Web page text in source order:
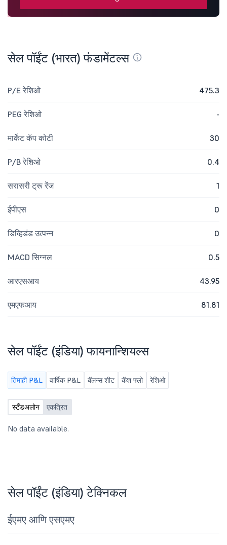
सेल पॉईंट (भारत) फंडामेंटल्स
P/E रेशिओ 475.3
PEG रेशिओ -
मार्केट कॅप कोटी 30
P/B रेशिओ 0.4
सरासरी ट्रू रेंज 1
ईपीएस 0
डिव्हिडंड उत्पन्न 0
MACD सिग्नल 0.5
आरएसआय 43.95
एमएफआय 81.81
सेल पॉईंट (इंडिया) फायनान्शियल्स
तिमाही P&L वार्षिक P&L बॅलन्स शीट कॅश फ्लो रेशिओ
स्टँडअलोन एकत्रित
No data available.
सेल पॉईंट (इंडिया) टेक्निकल
ईएमए आणि एसएमए